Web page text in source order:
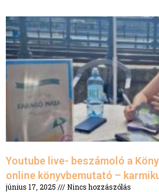
Youtube live- beszámoló a
online könyvbemutató –
június 17, 2025
Nincs hozzászólás